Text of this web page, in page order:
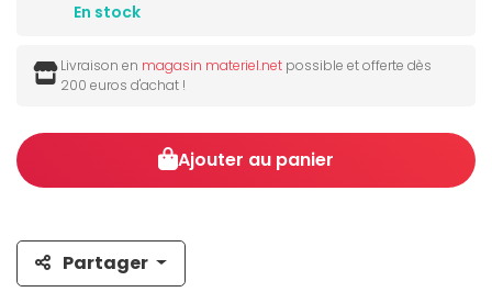
En stock
Livraison en magasin materiel.net possible et offerte dès
200 euros d'achat !
Ajouter au panier
Partager